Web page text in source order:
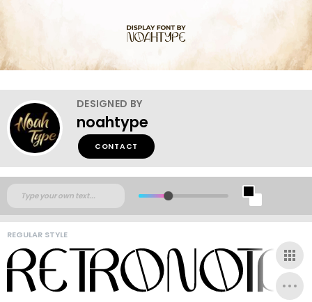
DESIGNED BY
noahtype
CONTACT
REGULAR STYLE